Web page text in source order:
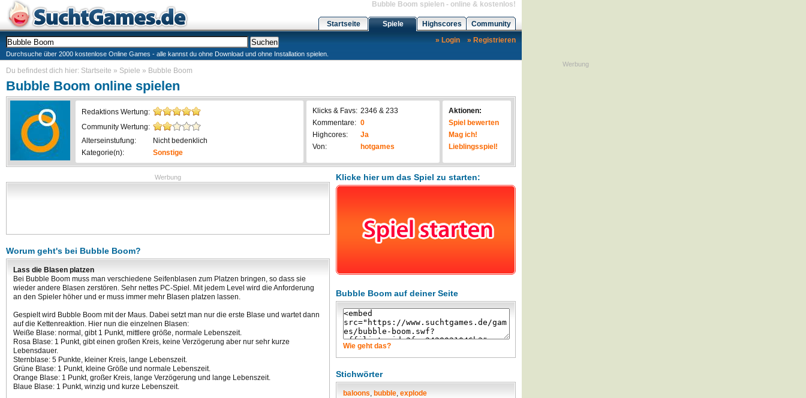
Bubble Boom spielen - online & kostenlos!
Startseite Spiele Highscores
Community
» Login
» Registrieren
Durchsuche über 2000 kostenlose Online Games - alle kannst du ohne Download und ohne Installation spielen.
Du befindest dich hier: Startseite » Spiele » Bubble Boom
Bubble Boom online spielen
Redaktions Wertung:
Community Wertung:
Alterseinstufung:
Nicht bedenklich
Kategorie(n):
Sonstige
Klicks & Favs: 2346 & 233
Kommentare: 0
Highcores:
Ja
Von:
hotgames
Aktionen:
Spiel bewerten
Mag ich!
Lieblingsspiel!
Werbung
Worum geht's bei Bubble Boom?
Lass die Blasen platzen
Bei Bubble Boom muss man verschiedene Seifenblasen zum Platzen bringen, so dass sie
wieder andere Blasen zerstören. Sehr nettes PC-Spiel. Mit jedem Level wird die Anforderung
an den Spieler höher und er muss immer mehr Blasen platzen lassen.
Gespielt wird Bubble Boom mit der Maus. Dabei setzt man nur die erste Blase und wartet dann
auf die Kettenreaktion. Hier nun die einzelnen Blasen:
Weiße Blase: normal, gibt 1 Punkt, mittlere größe, normale Lebenszeit.
Rosa Blase: 1 Punkt, gibt einen großen Kreis, keine Verzögerung aber nur sehr kurze
Lebensdauer.
Sternblase: 5 Punkte, kleiner Kreis, lange Lebenszeit.
Grüne Blase: 1 Punkt, kleine Größe und normale Lebenszeit.
Orange Blase: 1 Punkt, großer Kreis, lange Verzögerung und lange Lebenszeit.
Blaue Blase: 1 Punkt, winzig und kurze Lebenszeit.
Klicke hier um das Spiel zu starten:
Bubble Boom auf deiner Seite
Wie geht das?
Stichwörter
baloons, bubble, explode
Werbung